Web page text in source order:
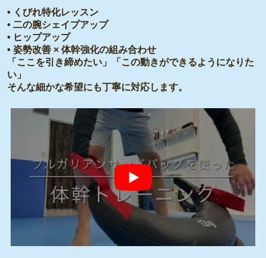
• くびれ特化レッスン
• 二の腕シェイプアップ
• ヒップアップ
• 姿勢改善 × 体幹強化の組み合わせ
「ここを引き締めたい」「この動きができるようになりた
い」
そんな細かな希望にも丁寧に対応します。